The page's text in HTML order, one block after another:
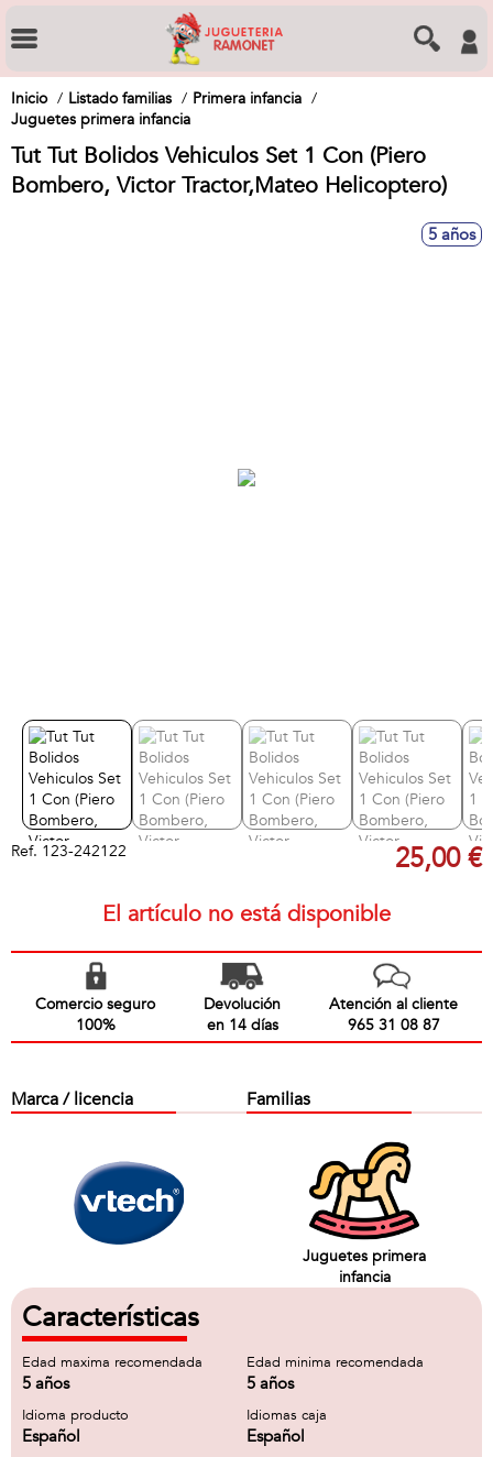
Inicio Listado familias
Primera infancia
Juguetes primera infancia
Tut Tut Bolidos Vehiculos Set 1 Con (Piero
Bombero, Victor Tractor,Mateo Helicoptero)
5 años
Ref. 123-242122 25,00 €
El artículo no está disponible
Comercio seguro
100%
Devolución
en 14 días
Atención al cliente
965 31 08 87
Marca / licencia Familias
Juguetes primera
infancia
Características
Edad maxima recomendada
5 años
Edad minima recomendada
5 años
Idioma producto
Español
Idiomas caja
Español